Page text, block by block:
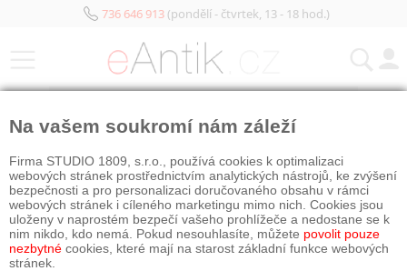
736 646 913(pondělí - čtvrtek, 13 - 18 hod.)
Na vašem soukromí nám záleží
Firma STUDIO 1809, s.r.o., používá cookies k optimalizaci
webových stránek prostřednictvím analytických nástrojů, ke zvýšení
bezpečnosti a pro personalizaci doručovaného obsahu v rámci
webových stránek i cíleného marketingu mimo nich. Cookies jsou
uloženy v naprostém bezpečí vašeho prohlížeče a nedostane se k
nim nikdo, kdo nemá. Pokud nesouhlasíte, můžete povolit pouze
nezbytné cookies, které mají na starost základní funkce webových
stránek.